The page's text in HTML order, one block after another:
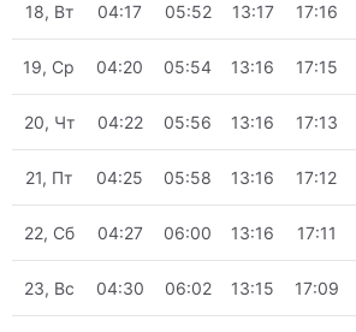
18, Вт 04:17 05:52 13:17 17:16
19, Ср 04:20 05:54 13:16 17:15
20, Чт 04:22 05:56 13:16 17:13
21, Пт 04:25 05:58 13:16 17:12
22, Сб 04:27 06:00 13:16 17:11
23, Вс 04:30 06:02 13:15 17:09